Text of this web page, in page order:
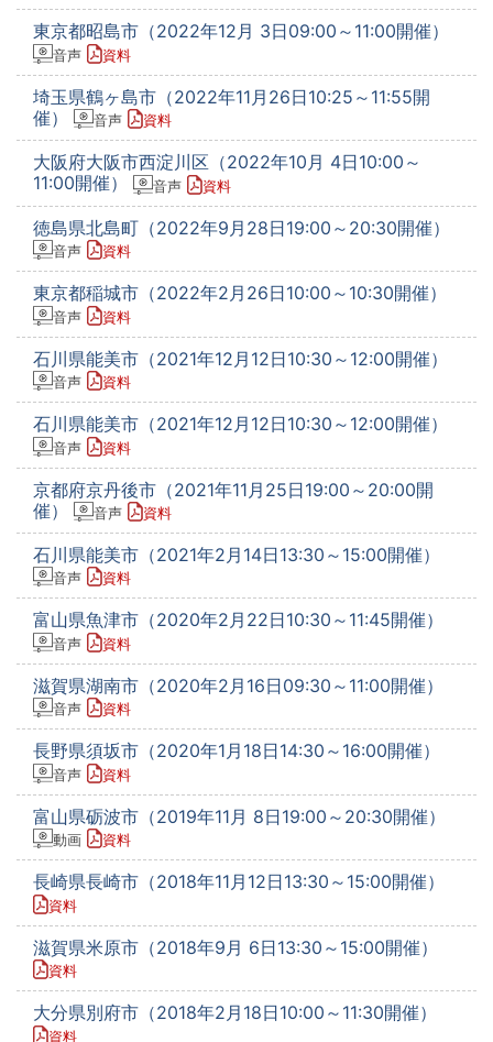
東京都昭島市（2022年12月 3日09:00～11:00開催）
音声 資料
埼玉県鶴ヶ島市（2022年11月26日10:25～11:55開
催）
音声 資料
大阪府大阪市西淀川区（2022年10月 4日10:00～
11:00開催）
音声 資料
徳島県北島町（2022年9月28日19:00～20:30開催）
音声 資料
東京都稲城市（2022年2月26日10:00～10:30開催）
音声 資料
石川県能美市（2021年12月12日10:30～12:00開催）
音声 資料
石川県能美市（2021年12月12日10:30～12:00開催）
音声 資料
京都府京丹後市（2021年11月25日19:00～20:00開
催）
音声 資料
石川県能美市（2021年2月14日13:30～15:00開催）
音声 資料
富山県魚津市（2020年2月22日10:30～11:45開催）
音声 資料
滋賀県湖南市（2020年2月16日09:30～11:00開催）
音声 資料
長野県須坂市（2020年1月18日14:30～16:00開催）
音声 資料
富山県砺波市（2019年11月 8日19:00～20:30開催）
動画 資料
長崎県長崎市（2018年11月12日13:30～15:00開催）
資料
滋賀県米原市（2018年9月 6日13:30～15:00開催）
資料
大分県別府市（2018年2月18日10:00～11:30開催）
資料